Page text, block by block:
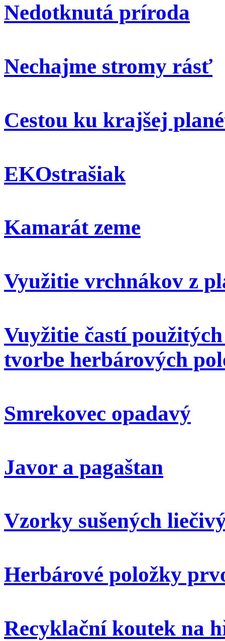
Nedotknutá príroda
Nechajme stromy rásť
Cestou ku krajšej
EKOstrašiak
Kamarát zeme
Využitie vrchnákov z
Vuyžitie častí
tvorbe herbárových
Smrekovec opadavý
Javor a pagaštan
Vzorky sušených
Herbárové položky
Recyklační koutek na